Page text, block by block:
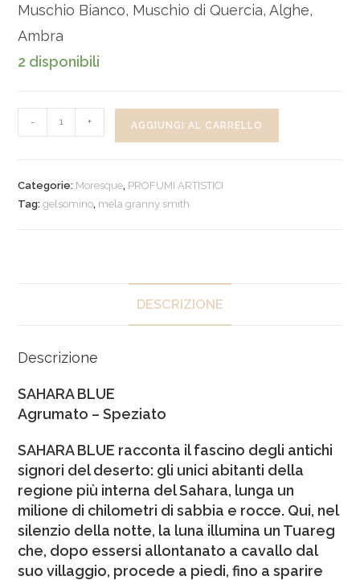
Muschio Bianco, Muschio di Quercia, Alghe,
Ambra
2 disponibili
- + AGGIUNGI AL CARRELLO
Categorie: Moresque, PROFUMI ARTISTICI
Tag:gelsomino, mela granny smith
DESCRIZIONE
Descrizione
SAHARA BLUE
Agrumato – Speziato
SAHARA BLUE racconta il fascino degli antichi
signori del deserto: gli unici abitanti della
regione più interna del Sahara, lunga un
milione di chilometri di sabbia e rocce. Qui, nel
silenzio della notte, la luna illumina un Tuareg
che, dopo essersi allontanato a cavallo dal
suo villaggio, procede a piedi, fino a sparire